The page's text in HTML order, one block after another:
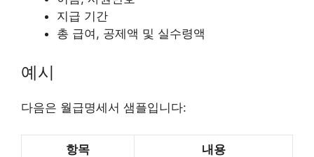
지급 기간
총 급여, 공제액 및 실수령액
예시
다음은 월급명세서 샘플입니다:
항목 내용